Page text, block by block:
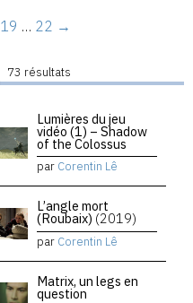
19 … 22 →
73 résultats
Lumières du jeu
vidéo (1) – Shadow
of the Colossus
par Corentin Lê
L’angle mort
(Roubaix) (2019)
par Corentin Lê
Matrix, un legs en
question